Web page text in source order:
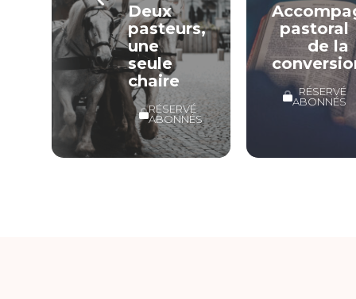
Deux
pasteurs,
une
seule
chaire
RÉSERVÉ
ABONNÉS
pastoral
de la
RÉSERVÉ
ABONNÉS